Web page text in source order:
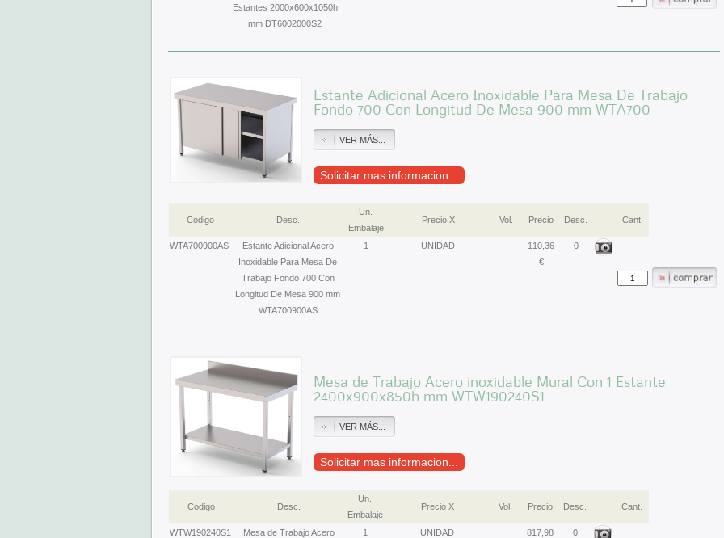
Estantes 2000x600x1050h
mm DT6002000S2
Estante Adicional Acero Inoxidable Para Mesa De Trabajo
Fondo 700 Con Longitud De Mesa 900 mm WTA700
VER MÁS...
Solicitar mas informacion...
Codigo Desc.
Un.
Embalaje
Precio X Vol. Precio Desc. Cant.
WTA700900AS
Estante Adicional Acero
Inoxidable Para Mesa De
Trabajo Fondo 700 Con
Longitud De Mesa 900 mm
WTA700900AS
1 UNIDAD
110,36
€
0
Mesa de Trabajo Acero inoxidable Mural Con 1 Estante
2400x900x850h mm WTW190240S1
VER MÁS...
Solicitar mas informacion...
Codigo Desc.
Un.
Embalaje
Precio X Vol. Precio Desc. Cant.
WTW190240S1
Mesa de Trabajo Acero
1 UNIDAD
817,98
0